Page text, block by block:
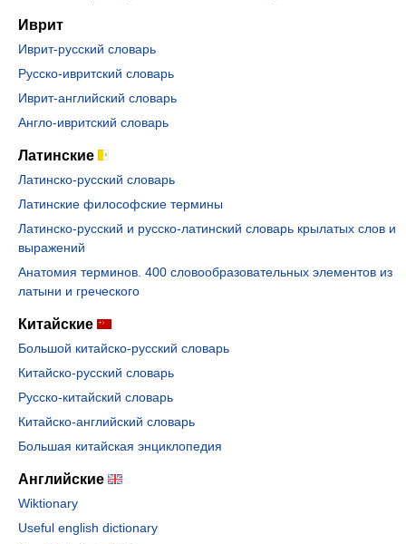
Иврит
Иврит-русский словарь
Русско-ивритский словарь
Иврит-английский словарь
Англо-ивритский словарь
Латинские
Латинско-русский словарь
Латинские философские термины
Латинско-русский и русско-латинский словарь крылатых слов и
выражений
Анатомия терминов. 400 словообразовательных элементов из
латыни и греческого
Китайские
Большой китайско-русский словарь
Китайско-русский словарь
Русско-китайский словарь
Китайско-английский словарь
Большая китайская энциклопедия
Английские
Wiktionary
Useful english dictionary